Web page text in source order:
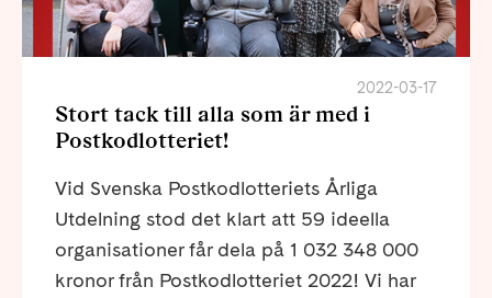
2022-03-17
Stort tack till alla som är med i
Postkodlotteriet!
Vid Svenska Postkodlotteriets Årliga
Utdelning stod det klart att 59 ideella
organisationer får dela på 1 032 348 000
kronor från Postkodlotteriet 2022! Vi har